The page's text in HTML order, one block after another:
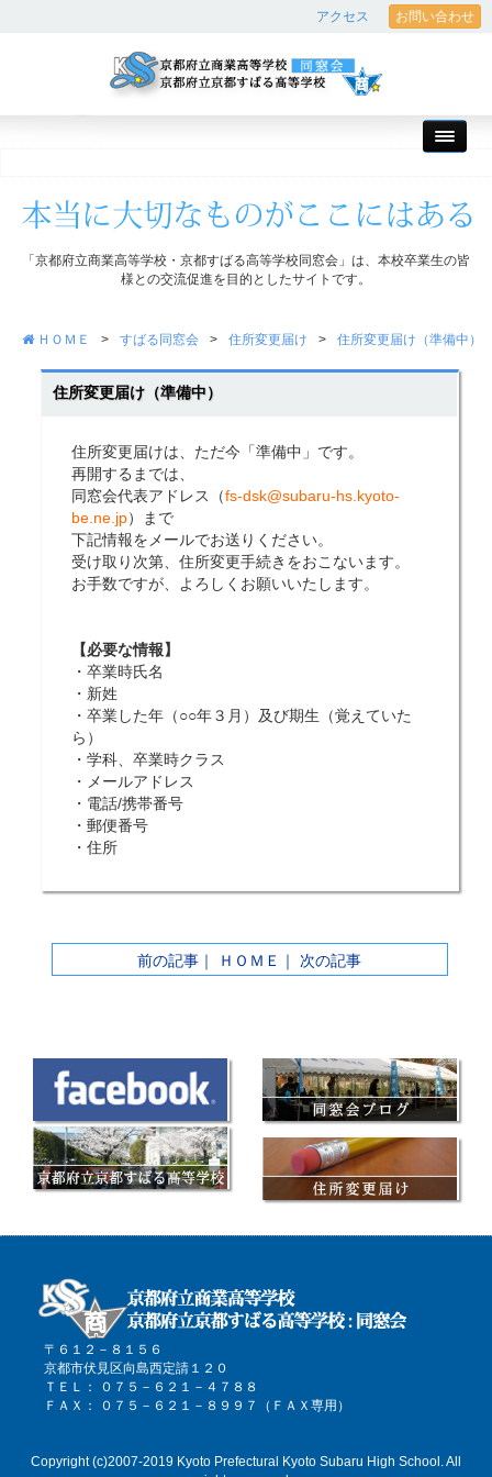
アクセス お問い合わせ
「京都府立商業高等学校・京都すばる高等学校同窓会」は、本校卒業生の皆
様との交流促進を目的としたサイトです。
ＨＯＭＥ > すばる同窓会 > 住所変更届け > 住所変更届け（準備中）
住所変更届け（準備中）
住所変更届けは、ただ今「準備中」です。
再開するまでは、
同窓会代表アドレス（fs-dsk@subaru-hs.kyoto-
be.ne.jp）まで
下記情報をメールでお送りください。
受け取り次第、住所変更手続きをおこないます。
お手数ですが、よろしくお願いいたします。
【必要な情報】
・卒業時氏名
・新姓
・卒業した年（○○年３月）及び期生（覚えていた
ら）
・学科、卒業時クラス
・メールアドレス
・電話/携帯番号
・郵便番号
・住所
前の記事 ｜ ＨＯＭＥ ｜ 次の記事
〒６１２－８１５６
京都市伏見区向島西定請１２０
ＴＥＬ： ０７５－６２１－４７８８
ＦＡＸ： ０７５－６２１－８９９７（ＦＡＸ専用）
Copyright (c)2007-2019 Kyoto Prefectural Kyoto Subaru High School. All